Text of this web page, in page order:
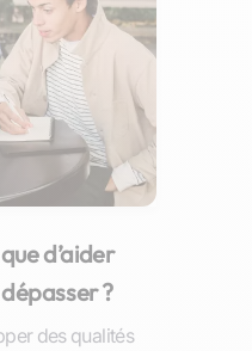
d’aider
dépasser ?
des qualités